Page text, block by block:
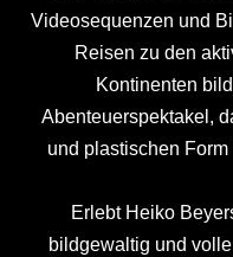
Videosequenzen und
Reisen zu den
Kontinenten
Abenteuerspektakel,
und plastischen
Erlebt Heiko
bildgewaltig und